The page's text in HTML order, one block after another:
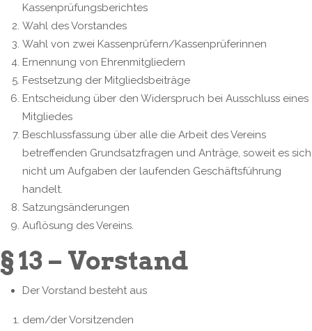
Kassenprüfungsberichtes
Wahl des Vorstandes
Wahl von zwei Kassenprüfern/Kassenprüferinnen
Ernennung von Ehrenmitgliedern
Festsetzung der Mitgliedsbeiträge
Entscheidung über den Widerspruch bei Ausschluss eines
Mitgliedes
Beschlussfassung über alle die Arbeit des Vereins
betreffenden Grundsatzfragen und Anträge, soweit es sich
nicht um Aufgaben der laufenden Geschäftsführung
handelt.
Satzungsänderungen
Auflösung des Vereins.
§ 13 – Vorstand
Der Vorstand besteht aus
dem/der Vorsitzenden